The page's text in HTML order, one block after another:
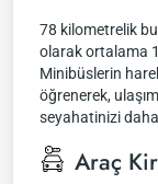
78 kilometrelik
olarak ortalama
Minibüslerin
öğrenerek,
seyahatinizi
Araç